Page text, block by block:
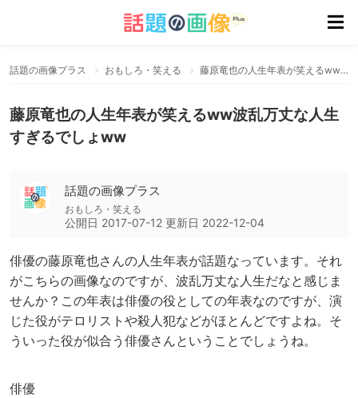
話題の画像プラス おもしろ・笑える 藤原竜也の人生年表が笑えるww波乱万丈な人生すぎるでしょww
藤原竜也の人生年表が笑えるww波乱万丈な人生
すぎるでしょww
話題の画像プラス
おもしろ・笑える
公開日 2017-07-12 更新日 2022-12-04
俳優の藤原竜也さんの人生年表が話題なっています。それ
がこちらの画像なのですが、波乱万丈な人生だなと感じま
せんか？この年表は俳優の役としての年表なのですが、演
じた役がテロリストや殺人犯などがほとんどですよね。そ
ういった役が似合う俳優さんということでしょうね。
俳優